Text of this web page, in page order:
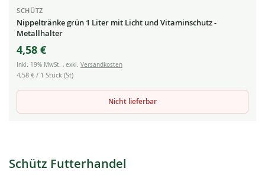
SCHÜTZ
Nippeltränke grün 1 Liter mit Licht und Vitaminschutz -
Metallhalter
4,58 €
Inkl. 19% MwSt. , exkl. Versandkosten
4,58 € / 1 Stück (St)
Nicht lieferbar
Schütz Futterhandel